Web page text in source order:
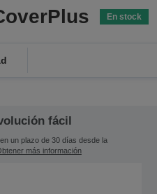
En stock
fácil
un plazo de 30 días desde la
más información